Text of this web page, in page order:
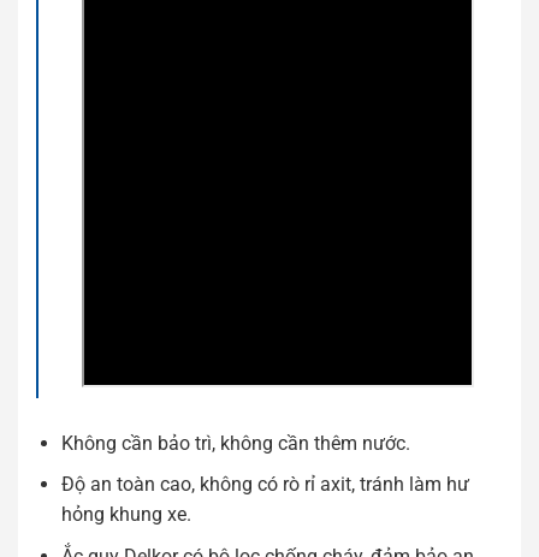
Không cần bảo trì, không cần thêm nước.
Độ an toàn cao, không có rò rỉ axit, tránh làm hư
hỏng khung xe.